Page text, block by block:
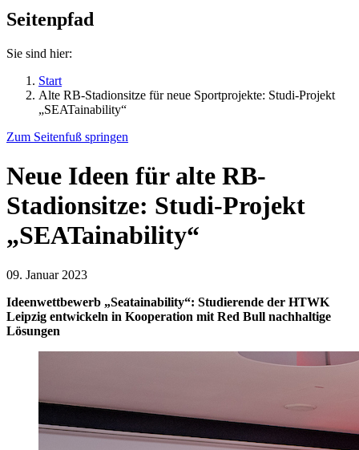
Seitenpfad
Sie sind hier:
Start
Alte RB-Stadionsitze für neue Sportprojekte: Studi-Projekt
„SEATainability“
Zum Seitenfuß springen
Neue Ideen für alte RB-
Stadionsitze: Studi-Projekt
„SEATainability“
09. Januar 2023
Ideenwettbewerb „Seatainability“: Studierende der HTWK
Leipzig entwickeln in Kooperation mit Red Bull nachhaltige
Lösungen